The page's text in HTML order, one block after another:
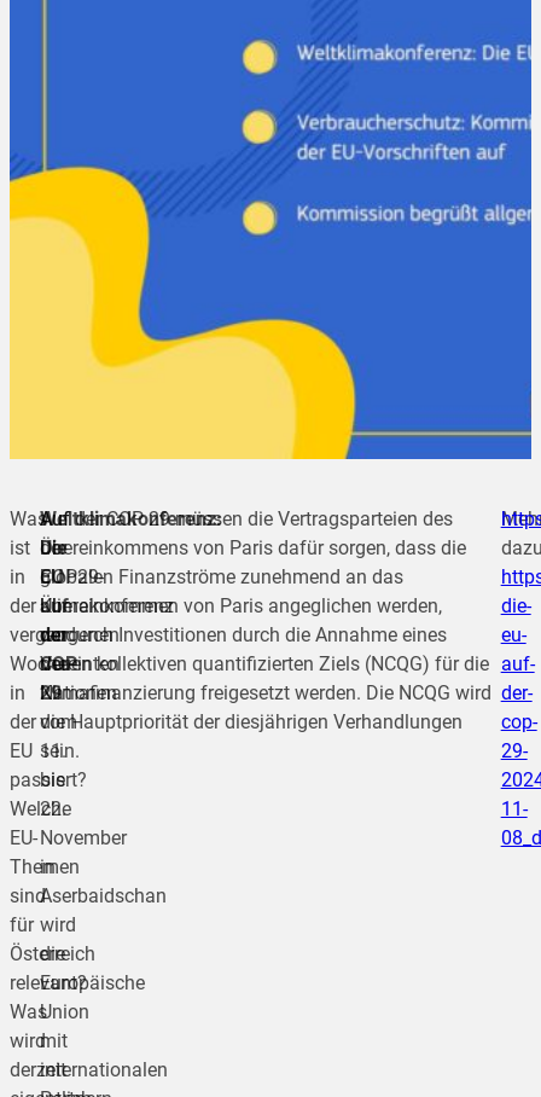
Was
ist
in
der
vergangenen
Woche
in
der
EU
passiert?
Welche
EU-
Themen
sind
für
Österreich
relevant?
Was
wird
derzeit
Weltklimakonferenz:
Die
EU
auf
der
COP
29
Auf
der
COP29-
Klimakonferenz
der
Vereinten
Nationen
vom
11.
bis
22.
November
in
Aserbaidschan
wird
die
Europäische
Union
mit
internationalen
Auf der COP 29 müssen die Vertragsparteien des
Übereinkommens von Paris dafür sorgen, dass die
globalen Finanzströme zunehmend an das
Übereinkommen von Paris angeglichen werden,
wodurch Investitionen durch die Annahme eines
neuen kollektiven quantifizierten Ziels (NCQG) für die
Klimafinanzierung freigesetzt werden. Die NCQG wird
die Hauptpriorität der diesjährigen Verhandlungen
sein.
die-
eu-
auf-
der-
cop-
29-
11-